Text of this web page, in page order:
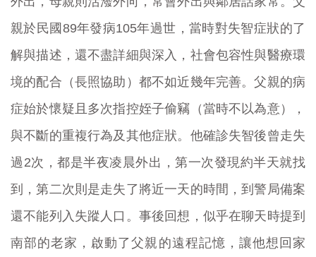
親於民國89年發病105年過世，當時對失智症狀的了
解與描述，還不盡詳細與深入，社會包容性與醫療環
境的配合（長照協助）都不如近幾年完善。父親的病
症始於懷疑且多次指控姪子偷竊（當時不以為意），
與不斷的重複行為及其他症狀。他確診失智後曾走失
過2次，都是半夜凌晨外出，第一次發現約半天就找
到，第二次則是走失了將近一天的時間，到警局備案
還不能列入失蹤人口。事後回想，似乎在聊天時提到
南部的老家，啟動了父親的遠程記憶，讓他想回家